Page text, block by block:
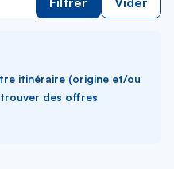
itinéraire (origine et/ou
des offres